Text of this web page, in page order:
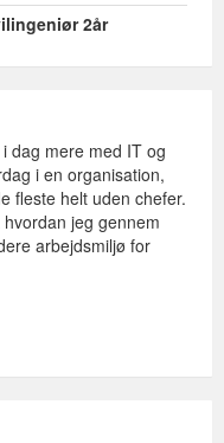
2år
dag mere med IT og
i en organisation,
fleste helt uden chefer.
jeg gennem
arbejdsmiljø for